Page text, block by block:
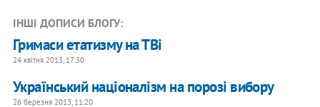
ІНШІ ДОПИСИ БЛОГУ:
Гримаси етатизму на ТВі
24 квітня 2013, 17:30
Український націоналізм на порозі вибору
26 березня 2013, 11:20